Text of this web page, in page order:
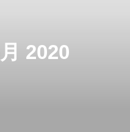
2020